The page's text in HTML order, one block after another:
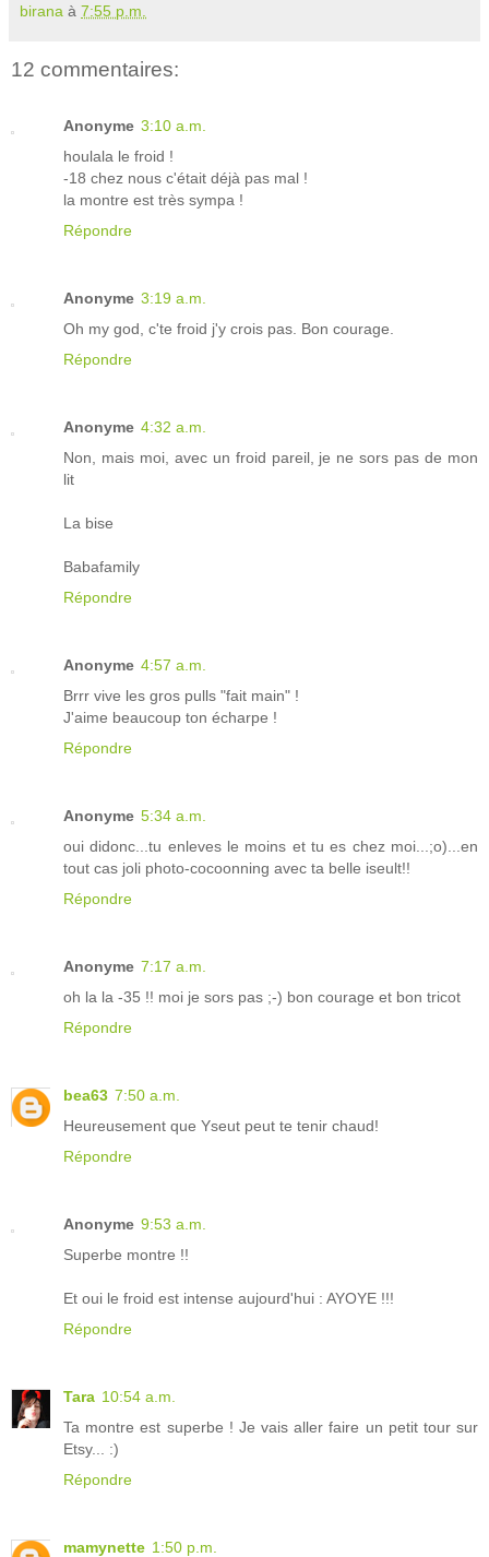
birana à 7:55 p.m.
12 commentaires:
Anonyme 3:10 a.m.
houlala le froid !
-18 chez nous c'était déjà pas mal !
la montre est très sympa !
Répondre
Anonyme 3:19 a.m.
Oh my god, c'te froid j'y crois pas. Bon courage.
Répondre
Anonyme 4:32 a.m.
Non, mais moi, avec un froid pareil, je ne sors pas de mon
lit
La bise
Babafamily
Répondre
Anonyme 4:57 a.m.
Brrr vive les gros pulls "fait main" !
J'aime beaucoup ton écharpe !
Répondre
Anonyme 5:34 a.m.
oui didonc...tu enleves le moins et tu es chez moi...;o)...en
tout cas joli photo-cocoonning avec ta belle iseult!!
Répondre
Anonyme 7:17 a.m.
oh la la -35 !! moi je sors pas ;-) bon courage et bon tricot
Répondre
bea63 7:50 a.m.
Heureusement que Yseut peut te tenir chaud!
Répondre
Anonyme 9:53 a.m.
Superbe montre !!
Et oui le froid est intense aujourd'hui : AYOYE !!!
Répondre
Tara 10:54 a.m.
Ta montre est superbe ! Je vais aller faire un petit tour sur
Etsy... :)
Répondre
mamynette 1:50 p.m.